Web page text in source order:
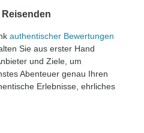
authentischer Bewertungen
Sie aus erster Hand
und Ziele, um
Abenteuer genau Ihren
Erlebnisse, ehrliches